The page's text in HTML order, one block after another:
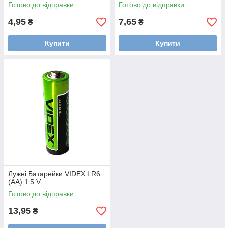
Готово до відправки
4,95 ₴
Купити
Готово до відправки
7,65 ₴
Купити
Лужні Батарейки VIDEX LR6
(AA) 1.5 V
Готово до відправки
13,95 ₴